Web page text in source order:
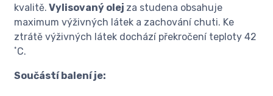
kvalitě. Vylisovaný olej za studena obsahuje
maximum výživných látek a zachování chuti. Ke
ztrátě výživných látek dochází překročení teploty 42
˚C.
Součástí balení je: